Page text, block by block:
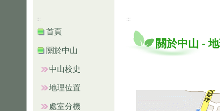
:::
首頁
關於中山
中山校史
地理位置
處室分機
:::
關於中山 -